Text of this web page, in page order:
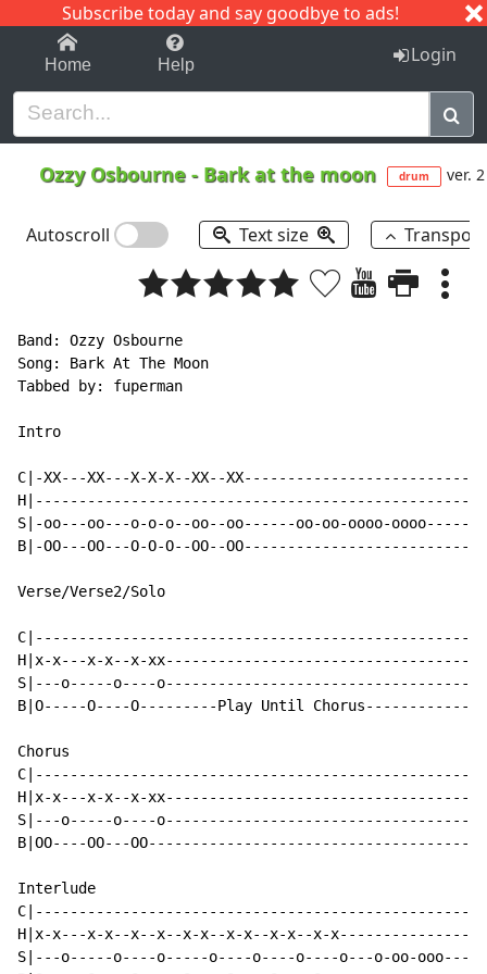
Subscribe today and say goodbye to ads!
1-9 C I J
Home Help Login
Ozzy Osbourne - Bark at the moon drum ver. 2
Autoscroll Text size
Band: Ozzy Osbourne
Song: Bark At The Moon
Tabbed by: fuperman
Intro
C|-XX---XX---X-X-X--XX--XX---------------------------|
H|---------------------------------------------------|
S|-oo---oo---o-o-o--oo--oo------oo-oo-oooo-oooo------|
B|-OO---OO---O-O-O--OO--OO---------------------------|
Verse/Verse2/Solo
C|---------------------------------------------------|
H|x-x---x-x--x-xx------------------------------------|
S|---o-----o----o------------------------------------|
B|O-----O----O---------Play Until Chorus-------------|
Chorus
C|---------------------------------------------------|
H|x-x---x-x--x-xx------------------------------------|
S|---o-----o----o------------------------------------|
B|OO----OO---OO--------------------------------------|
Interlude
C|---------------------------------------------------|
H|x-x---x-x--x--x--x-x--x-x--x-x--x-x----------------|
S|---o-----o----o-----o----o----o----o---o-oo-ooo----|